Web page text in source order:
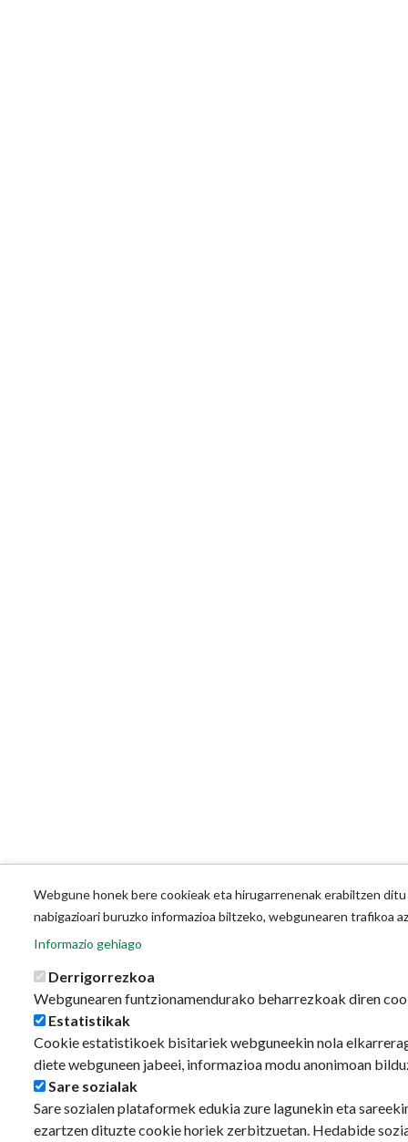
Webgune honek bere cookieak eta hirugarrenenak erabiltzen
nabigazioari buruzko informazioa biltzeko, webgunearen trafikoa
Informazio gehiago
Derrigorrezkoa
Webgunearen funtzionamendurako beharrezkoak diren
Estatistikak
Cookie estatistikoek bisitariek webguneekin nola
diete webguneen jabeei, informazioa modu anonimoan
Sare sozialak
Sare sozialen plataformek edukia zure lagunekin eta
ezartzen dituzte cookie horiek zerbitzuetan. Hedabide